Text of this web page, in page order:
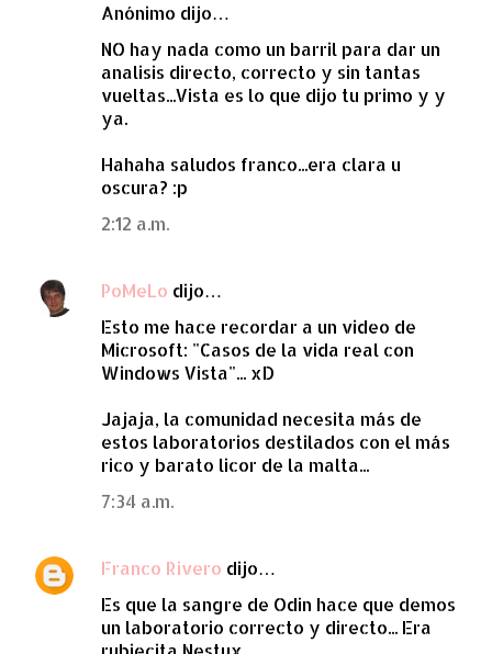
o
Anónimo dijo…
NO hay nada como un barril para dar un
analisis directo, correcto y sin tantas
vueltas...Vista es lo que dijo tu primo y y
ya.
Hahaha saludos franco...era clara u
oscura? :p
2:12 a.m.
PoMeLo dijo…
Esto me hace recordar a un video de
Microsoft: "Casos de la vida real con
Windows Vista"... xD
Jajaja, la comunidad necesita más de
estos laboratorios destilados con el más
rico y barato licor de la malta...
7:34 a.m.
Franco Rivero dijo…
Es que la sangre de Odin hace que demos
un laboratorio correcto y directo... Era